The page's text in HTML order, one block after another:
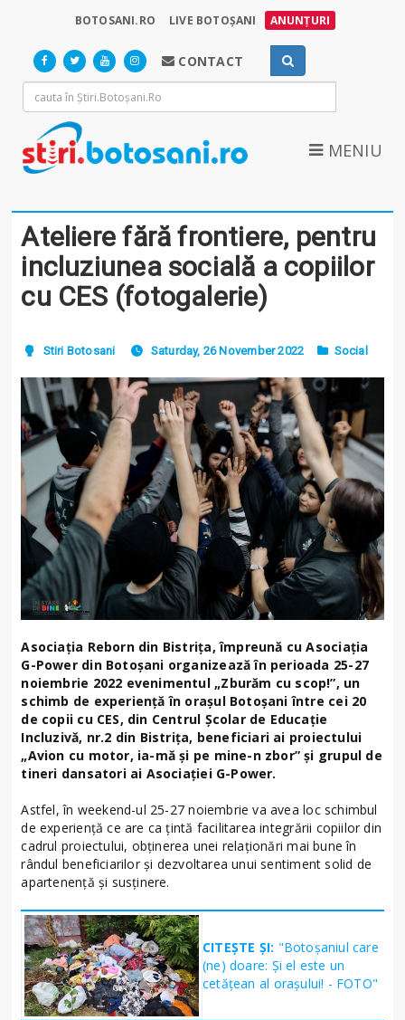
BOTOSANI.RO LIVE BOTOȘANI ANUNȚURI
CONTACT
MENIU
Ateliere fără frontiere, pentru
incluziunea socială a copiilor
cu CES (fotogalerie)
Stiri Botosani Saturday, 26 November 2022 Social
Asociația Reborn din Bistrița, împreună cu Asociația
G-Power din Botoșani organizează în perioada 25-27
noiembrie 2022 evenimentul „Zburăm cu scop!”, un
schimb de experiență în orașul Botoșani între cei 20
de copii cu CES, din Centrul Școlar de Educație
Incluzivă, nr.2 din Bistrița, beneficiari ai proiectului
„Avion cu motor, ia-mă și pe mine-n zbor” și grupul de
tineri dansatori ai Asociației G-Power.
Astfel, în weekend-ul 25-27 noiembrie va avea loc schimbul
de experiență ce are ca țintă facilitarea integrării copiilor din
cadrul proiectului, obținerea unei relaționări mai bune în
rândul beneficiarilor și dezvoltarea unui sentiment solid de
apartenență și susținere.
CITEȘTE ȘI: "Botoșaniul care
(ne) doare: Și el este un
cetățean al orașului! - FOTO"